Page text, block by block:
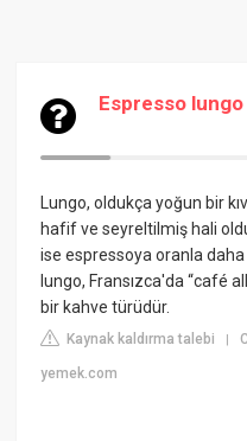
Espresso lungo
Lungo, oldukça yoğun bir
hafif ve seyreltilmiş hali
ise espressoya oranla
lungo, Fransızca'da “café
bir kahve türüdür.
Kaynak kaldırma talebi |
yemek.com